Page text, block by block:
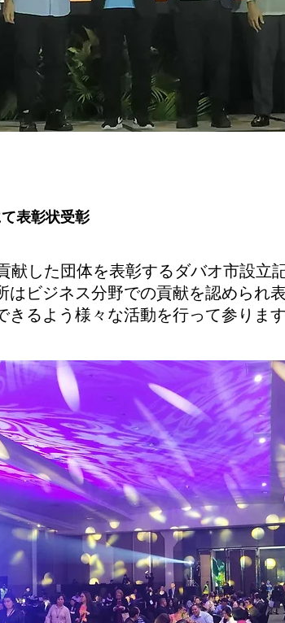
表彰状受彰
献した団体を表彰するダバオ市設立
はビジネス分野での貢献を認められ
るよう様々な活動を行って参ります